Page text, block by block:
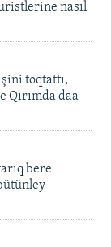
nasıl
toqtattı,
Qırımda daa
bere